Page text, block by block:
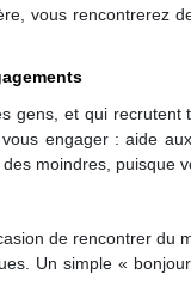
vous rencontrerez
gens, et qui
engager : aide
moindres, puisque
de rencontrer du
Un simple «